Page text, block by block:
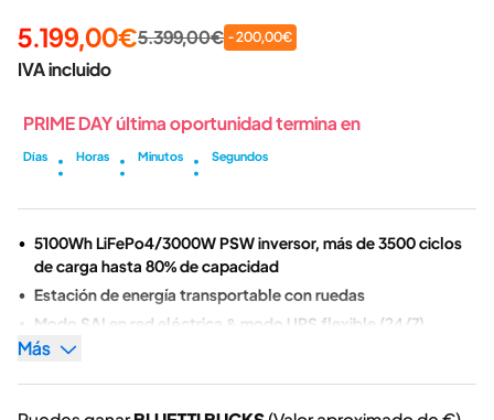
5.199,00€5.399,00€ - 200,00€
IVA incluido
PRIME DAY última oportunidad termina en
Días : Horas : Minutos : Segundos
5100Wh LiFePo4/3000W PSW inversor, más de 3500 ciclos
de carga hasta 80% de capacidad
Estación de energía transportable con ruedas
Modo SAI en red eléctrica & modo UPS flexible (24/7)
Almacenamiento de energía sin red eléctrica
Se pueden cargar varios dispositivos simultáneamente
Manera de recarga flexible para mantener el EP500Pro
Más